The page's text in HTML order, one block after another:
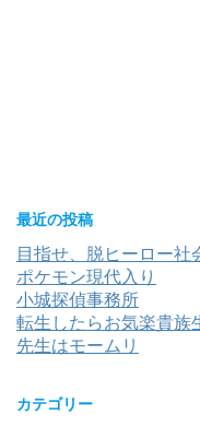
最近の投稿
目指せ、脱ヒーロー社
ポケモン現代入り
小城探偵事務所
転生したらお気楽貴
先生はモームリ
カテゴリー